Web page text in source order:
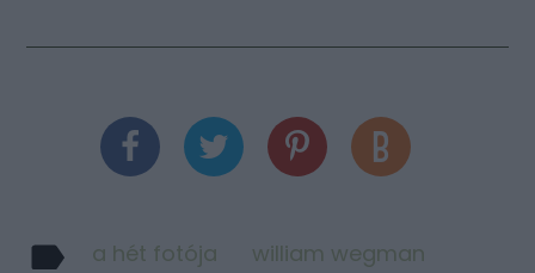
a hét fotója william wegman